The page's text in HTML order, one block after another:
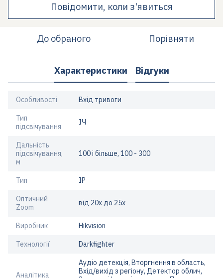
Повідомити, коли з'явиться
До обраного Порівняти
Характеристики Відгуки
Особливості Вхід тривоги
Тип
підсвічування
ІЧ
Дальність
підсвічування,
м
100 і більше, 100 - 300
Тип IP
Оптичний
Zoom
від 20x до 25x
Виробник Hikvision
Технології Darkfighter
Аналітика
Аудіо детекція, Вторгнення в область,
Вхід/вихід з регіону, Детектор облич,